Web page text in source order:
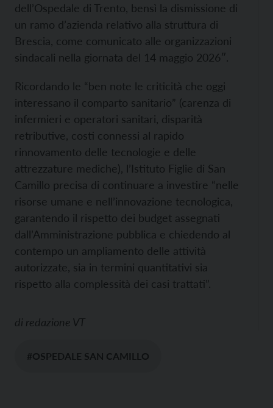
dell’Ospedale di Trento, bensì la dismissione di
un ramo d’azienda relativo alla struttura di
Brescia, come comunicato alle organizzazioni
sindacali nella giornata del 14 maggio 2026″.
Ricordando le “ben note le criticità che oggi
interessano il comparto sanitario” (carenza di
infermieri e operatori sanitari, disparità
retributive, costi connessi al rapido
rinnovamento delle tecnologie e delle
attrezzature mediche), l’Istituto Figlie di San
Camillo precisa di continuare a investire “nelle
risorse umane e nell’innovazione tecnologica,
garantendo il rispetto dei budget assegnati
dall’Amministrazione pubblica e chiedendo al
contempo un ampliamento delle attività
autorizzate, sia in termini quantitativi sia
rispetto alla complessità dei casi trattati”.
di redazione VT
#OSPEDALE SAN CAMILLO